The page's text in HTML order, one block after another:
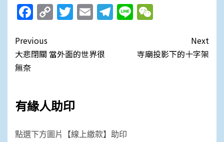
Facebook
CopyTwitter
EmailTelegram
Line
Post
navigation
Previous
大悲閉關 當外面的世界很
無奈
Next
寺廟投影下的十字架
有緣人助印
點選下方圖片【線上繳款】助印